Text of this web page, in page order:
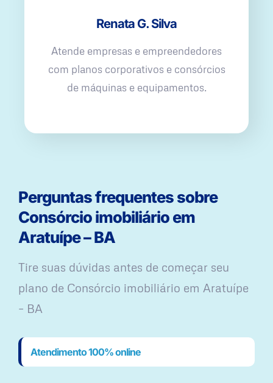
Renata G. Silva
Atende empresas e empreendedores
com planos corporativos e consórcios
de máquinas e equipamentos.
Perguntas frequentes sobre
Consórcio imobiliário em
Aratuípe – BA
Tire suas dúvidas antes de começar seu
plano ​de Consórcio imobiliário em Aratuípe
– BA
Atendimento 100% online